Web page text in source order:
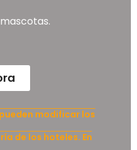
modificar los
de los hoteles. En